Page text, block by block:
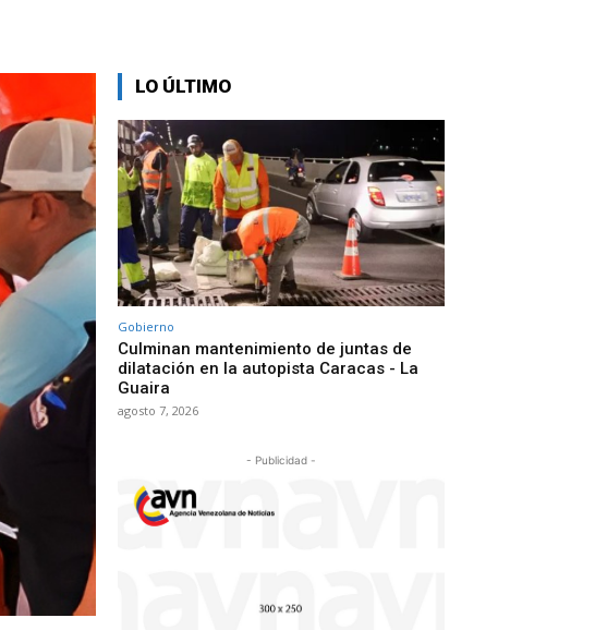
LO ÚLTIMO
Gobierno
Culminan mantenimiento de juntas de
dilatación en la autopista Caracas - La
Guaira
agosto 7, 2026
- Publicidad -